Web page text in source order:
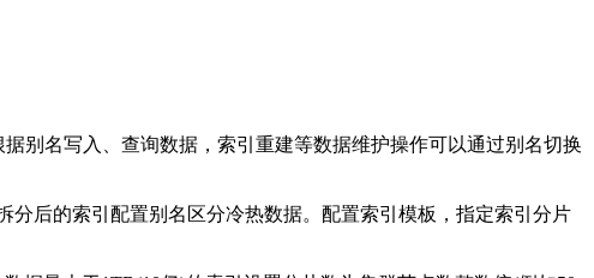
别名写入、查询数据，索引重建等数据维护操作可以通过别名切换
分后的索引配置别名区分冷热数据。配置索引模板，指定索引分片